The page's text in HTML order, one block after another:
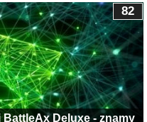
Deluxe - znamy
82